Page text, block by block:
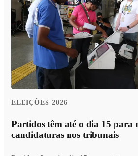
ELEIÇÕES 2026
Partidos têm até o dia 15 para
candidaturas nos tribunais